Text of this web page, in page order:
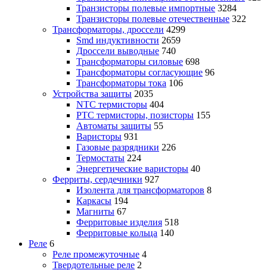
Транзисторы полевые импортные 3284
Транзисторы полевые отечественные 322
Трансформаторы, дроссели 4299
Smd индуктивности 2659
Дроссели выводные 740
Трансформаторы силовые 698
Трансформаторы согласующие 96
Трансформаторы тока 106
Устройства защиты 2035
NTC термисторы 404
PTC термисторы, позисторы 155
Автоматы защиты 55
Варисторы 931
Газовые разрядники 226
Термостаты 224
Энергетические варисторы 40
Ферриты, сердечники 927
Изолента для трансформаторов 8
Каркасы 194
Магниты 67
Ферритовые изделия 518
Ферритовые кольца 140
Реле 6
Реле промежуточные 4
Твердотельные реле 2